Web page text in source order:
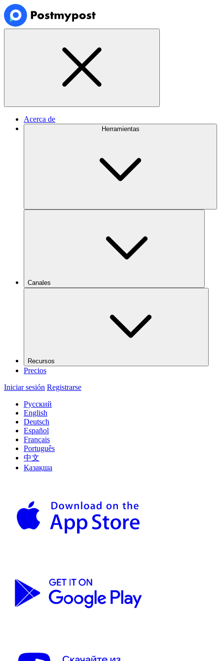
Acerca de
Herramientas
Canales
Recursos
Precios
Iniciar sesión Registrarse
Русский
English
Deutsch
Español
Français
Português
中文
Қазақша